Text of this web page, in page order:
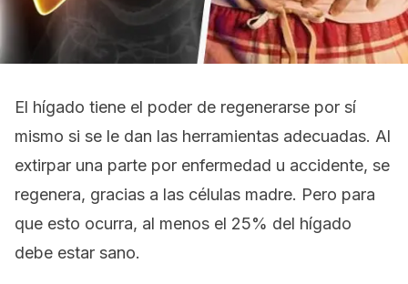
El hígado tiene el poder de regenerarse por sí
mismo si se le dan las herramientas adecuadas. Al
extirpar una parte por enfermedad u accidente, se
regenera, gracias a las células madre. Pero para
que esto ocurra, al menos el 25% del hígado
debe estar sano.